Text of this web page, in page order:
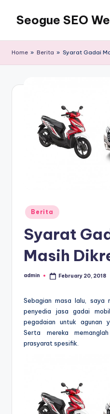
content
Seogue SEO
Master
Terbaik
Bergaransi
Home » Berita » Syarat Gadai
Posted
in
Berita
Syarat
Masih
Posted
admin February 20, 2018
Sebagian masa lalu, saya
penyedia jasa gadai
pegadaian untuk agunan
Serta mereka
prasyarat spesifik.